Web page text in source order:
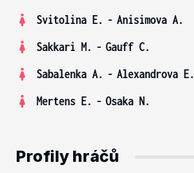
Svitolina E. - Anisimova A.
Sakkari M. - Gauff C.
Sabalenka A. - Alexandrova E.
Mertens E. - Osaka N.
Profily hráčů